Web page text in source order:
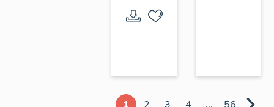
1 2 3 4 ... 56